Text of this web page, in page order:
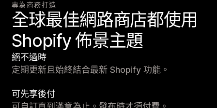
專為商務打造
全球最佳網路商店都使用
Shopify 佈景主題
絕不過時
定期更新且始終結合最新 Shopify 功能。
可先享後付